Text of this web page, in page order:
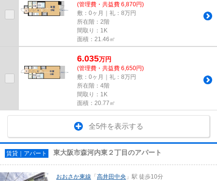
(管理費・共益費 6,870円)
敷：0ヶ月｜礼：8万円
所在階：2階
間取り：1K
面積：21.46㎡
6.035万円
(管理費・共益費 6,650円)
敷：0ヶ月｜礼：8万円
所在階：4階
間取り：1K
面積：20.77㎡
全5件を表示する
賃貸｜アパート 東大阪市森河内東２丁目のアパート
おおさか東線 「高井田中央 」駅 徒歩10分